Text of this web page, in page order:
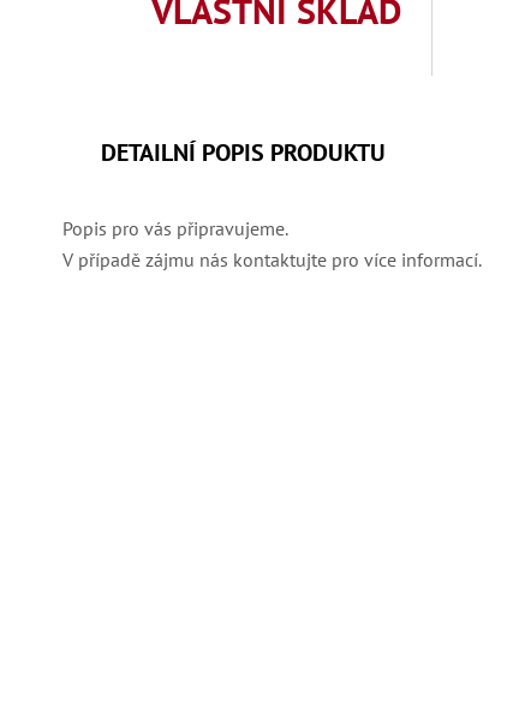
VLASTNÍ SKLAD
DETAILNÍ POPIS PRODUKTU
Popis pro vás připravujeme.
V případě zájmu nás kontaktujte pro více informací.